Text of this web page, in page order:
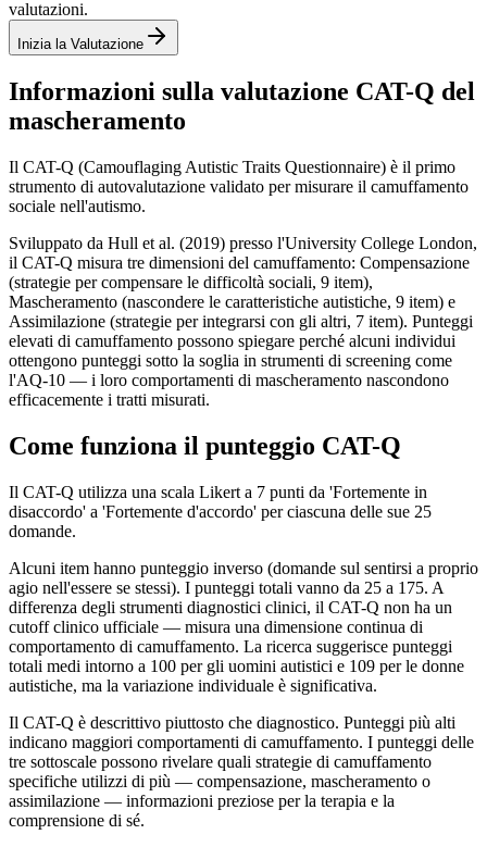
valutazioni.
Inizia la Valutazione
Informazioni sulla valutazione CAT-Q del
mascheramento
Il CAT-Q (Camouflaging Autistic Traits Questionnaire) è il primo
strumento di autovalutazione validato per misurare il camuffamento
sociale nell'autismo.
Sviluppato da Hull et al. (2019) presso l'University College London,
il CAT-Q misura tre dimensioni del camuffamento: Compensazione
(strategie per compensare le difficoltà sociali, 9 item),
Mascheramento (nascondere le caratteristiche autistiche, 9 item) e
Assimilazione (strategie per integrarsi con gli altri, 7 item). Punteggi
elevati di camuffamento possono spiegare perché alcuni individui
ottengono punteggi sotto la soglia in strumenti di screening come
l'AQ-10 — i loro comportamenti di mascheramento nascondono
efficacemente i tratti misurati.
Come funziona il punteggio CAT-Q
Il CAT-Q utilizza una scala Likert a 7 punti da 'Fortemente in
disaccordo' a 'Fortemente d'accordo' per ciascuna delle sue 25
domande.
Alcuni item hanno punteggio inverso (domande sul sentirsi a proprio
agio nell'essere se stessi). I punteggi totali vanno da 25 a 175. A
differenza degli strumenti diagnostici clinici, il CAT-Q non ha un
cutoff clinico ufficiale — misura una dimensione continua di
comportamento di camuffamento. La ricerca suggerisce punteggi
totali medi intorno a 100 per gli uomini autistici e 109 per le donne
autistiche, ma la variazione individuale è significativa.
Il CAT-Q è descrittivo piuttosto che diagnostico. Punteggi più alti
indicano maggiori comportamenti di camuffamento. I punteggi delle
tre sottoscale possono rivelare quali strategie di camuffamento
specifiche utilizzi di più — compensazione, mascheramento o
assimilazione — informazioni preziose per la terapia e la
comprensione di sé.